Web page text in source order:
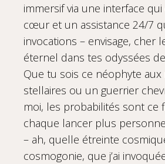
immersif via une interface
cœur et un assistance 24/7
invocations – envisage, cher
éternel dans tes odyssées
Que tu sois ce néophyte aux
stellaires ou un guerrier
moi, les probabilités sont ce
chaque lancer plus
– ah, quelle étreinte
cosmogonie, que j’ai